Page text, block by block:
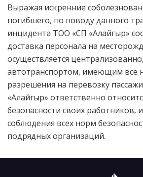
Выражая искренние
погибшего, по поводу данного
инцидента ТОО «СП «Алайгыр»
доставка персонала на
осуществляется
автотранспортом, имеющим все
разрешения на перевозку
«Алайгыр» ответственно
безопасности своих работников,
соблюдения всех норм
подрядных организаций.